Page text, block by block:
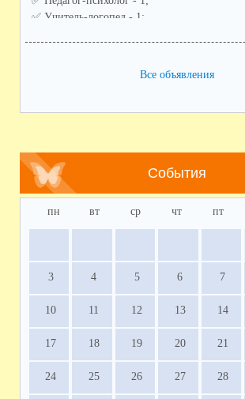
✅️ Учитель-логопед - 1;
Все объявления
События
пн вт ср чт пт
3 4 5 6 7
10 11 12 13 14
17 18 19 20 21
24 25 26 27 28